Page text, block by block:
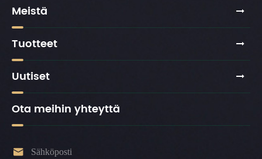
Meistä
Tuotteet
Uutiset
Ota meihin yhteyttä
 Sähköposti